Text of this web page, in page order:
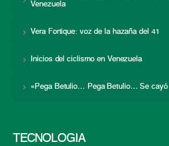
Venezuela
Vera Fortique: voz de la hazaña del 41
Inicios del ciclismo en Venezuela
«Pega Betulio… Pega Betulio… Se cayó
TECNOLOGÍA